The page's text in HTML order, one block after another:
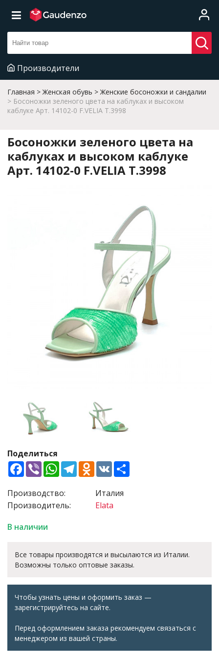
Производители
Главная Женская обувь
Женские босоножки и сандалии
Босоножки зеленого цвета на каблуках и высоком
каблуке Арт. 14102-0 F.VELIA T.3998
Босоножки зеленого цвета на
каблуках и высоком каблуке
Арт. 14102-0 F.VELIA T.3998
Поделиться
Facebook
ViberWhatsApp
TelegramOdnoklassniki
VK
Производство:
Производитель:
Италия
Elata
В наличии
Все товары производятся и высылаются из Италии.
Возможны только оптовые заказы.
Чтобы узнать цены и оформить заказ —
зарегистрируйтесь на сайте.
Перед оформлением заказа рекомендуем связаться с
менеджером из вашей страны.